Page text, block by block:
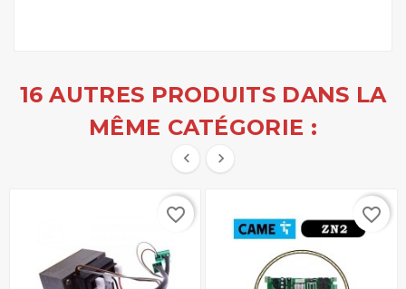
16 AUTRES PRODUITS DANS LA
MÊME CATÉGORIE :
 
favorite_border favorite_border